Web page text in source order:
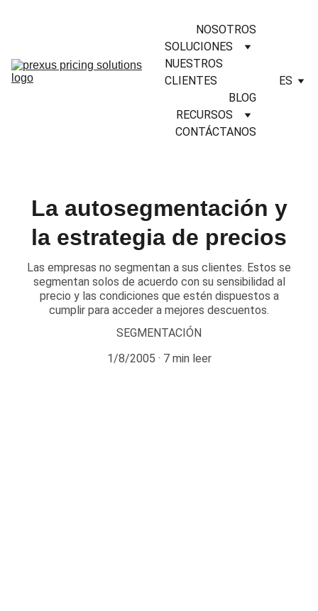
NOSOTROS
SOLUCIONES
NUESTROS
CLIENTES
BLOG
RECURSOS
CONTÁCTANOS
ES
La autosegmentación y
la estrategia de precios
​Las empresas no segmentan a sus clientes. Estos se
segmentan solos de acuerdo con su sensibilidad al
precio y las condiciones que estén dispuestos a
cumplir para acceder a mejores descuentos.
SEGMENTACIÓN
1/8/2005
7 min leer